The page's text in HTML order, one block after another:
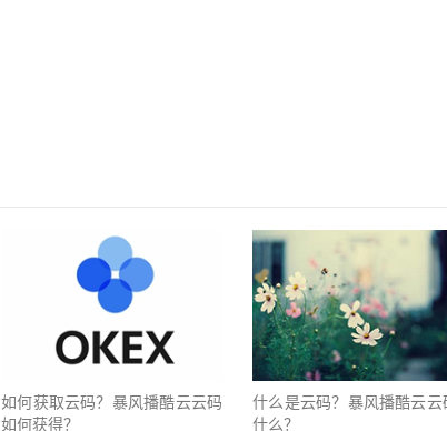
如何获取云码？暴风播酷云云码
如何获得？
什么是云码？暴风播酷云云
什么？